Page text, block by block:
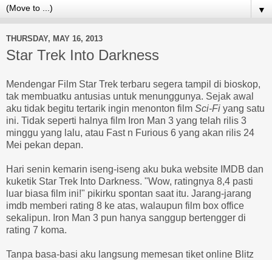
▼
THURSDAY, MAY 16, 2013
Star Trek Into Darkness
Mendengar Film Star Trek terbaru segera tampil di bioskop,
tak membuatku antusias untuk menunggunya. Sejak awal
aku tidak begitu tertarik ingin menonton film Sci-Fi yang satu
ini. Tidak seperti halnya film Iron Man 3 yang telah rilis 3
minggu yang lalu, atau Fast n Furious 6 yang akan rilis 24
Mei pekan depan.
Hari senin kemarin iseng-iseng aku buka website IMDB dan
kuketik Star Trek Into Darkness. "Wow, ratingnya 8,4 pasti
luar biasa film ini!" pikirku spontan saat itu. Jarang-jarang
imdb memberi rating 8 ke atas, walaupun film box office
sekalipun. Iron Man 3 pun hanya sanggup bertengger di
rating 7 koma.
Tanpa basa-basi aku langsung memesan tiket online Blitz